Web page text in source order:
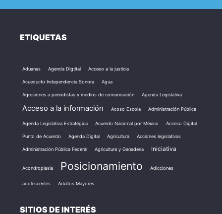
ETIQUETAS
Aduanas Agenda Digtital Acceso a la justicia
Acueducto Independencia Sonora Agua
Agresiones a periodistas y medios de comunicación Agenda Legislativa
Acceso a la información Acoso Escola Administración Pública
Agenda Legislativa Estratégica Acuerdo Nacional por México Acceso Digital
Punto de Acuerdo Agenda Digital Agricultura Acciones legislativas
Administración Pública Federal Agricultura y Ganadería Iniciativa
Acondroplasia Posicionamiento Adicciones
adolescentes Adultos Mayores
SITIOS DE INTERÉS